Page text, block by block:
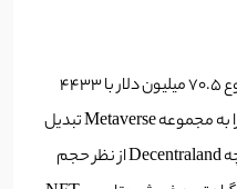
Sandbox در هفته گذشته در مجموع 70.5 میلیون دلار با 4433
دارایی معامله کرد که این مجموعه را به مجموعه Metaverse تبدیل
کرد که بیشترین درآمد را داشت. اگرچه Decentraland از نظر حجم